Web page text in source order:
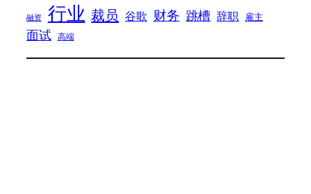
融资 行业 裁员 谷歌 财务 跳槽 辞职 雇主
面试 高端